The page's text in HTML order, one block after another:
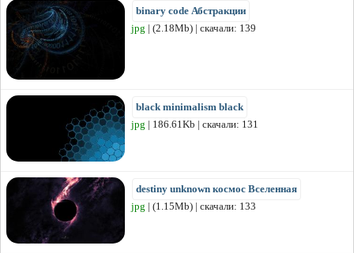
binary code Абстракции
jpg | (2.18Mb) | скачали: 139
black minimalism black
jpg | 186.61Kb | скачали: 131
destiny unknown космос Вселенная
jpg | (1.15Mb) | скачали: 133